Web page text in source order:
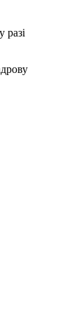
разі